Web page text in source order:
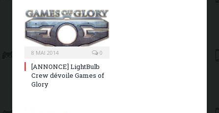
8 MAI 2014 0
[ANNONCE] LightBulb
Crew dévoile Games of
Glory